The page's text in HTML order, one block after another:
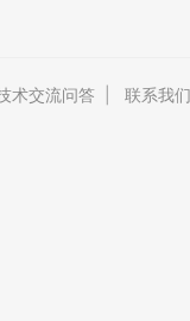
术交流问答 联系我们